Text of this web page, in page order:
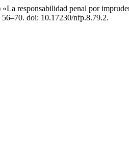
responsabilidad penal por
56–70. doi: 10.17230/nfp.8.79.2.